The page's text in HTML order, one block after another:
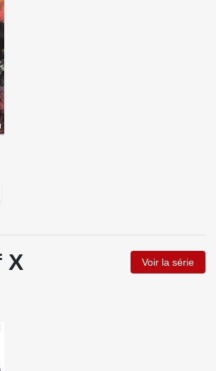
X Voir la série